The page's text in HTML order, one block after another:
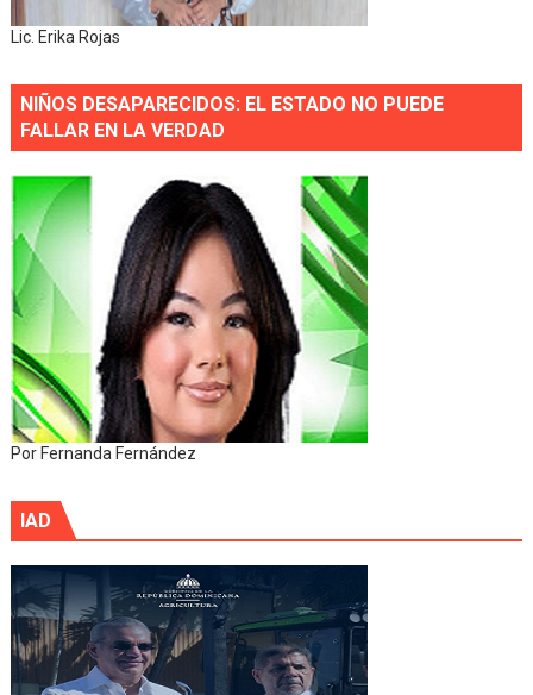
Lic. Erika Rojas
NIÑOS DESAPARECIDOS: EL ESTADO NO PUEDE
FALLAR EN LA VERDAD
Por Fernanda Fernández
IAD